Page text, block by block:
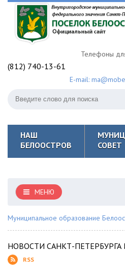
Телефоны
(812) 740-13-61
E-mail:
НАШ
БЕЛООСТРОВ
СОВЕТ
МЕНЮ
Муниципальное образование
НОВОСТИ САНКТ-
RSS